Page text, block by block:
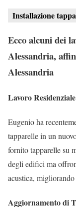
Installazione
Ecco alcuni dei
Alessandria,
Alessandria
Lavoro
Eugenio ha
tapparelle in un
fornito tapparelle su
degli edifici ma
acustica,
Aggiornamento di